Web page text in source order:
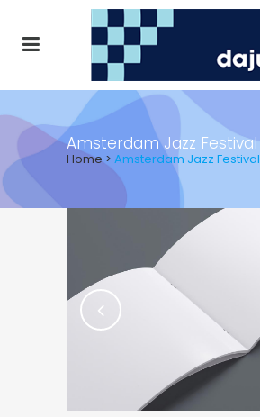
Amsterdam Jazz Festival
Home> Amsterdam Jazz Festival